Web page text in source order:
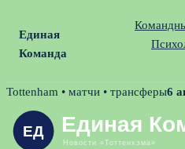
Единая
Команда
Skip
content
Tottenham • матчи • трансферы6